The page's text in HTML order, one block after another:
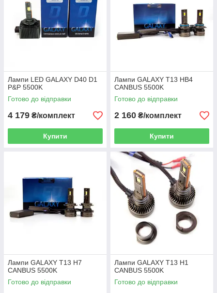
Лампи LED GALAXY D40 D1
P&P 5500K
Готово до відправки
4 179 ₴/комплект
Купити
Лампи GALAXY T13 HB4
CANBUS 5500K
Готово до відправки
2 160 ₴/комплект
Купити
Лампи GALAXY T13 H7
CANBUS 5500K
Готово до відправки
Лампи GALAXY T13 H1
CANBUS 5500K
Готово до відправки